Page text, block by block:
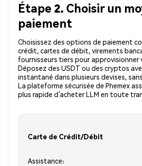
Étape 2. Choisir un
paiement
Choisissez des options de paiement
crédit, cartes de débit, virements
fournisseurs tiers pour
Déposez des USDT ou des cryptos
instantané dans plusieurs devises,
La plateforme sécurisée de Phemex
plus rapide d’acheter LLM en toute
Carte de Crédit/Débit
Assistance: